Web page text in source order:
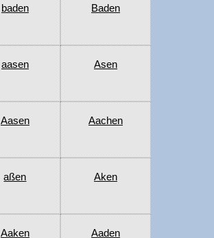
baden Baden
aasen Asen
Aasen Aachen
aßen Aken
Aaken Aaden